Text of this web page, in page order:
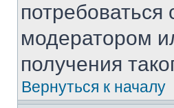
модератором
получения
Вернуться к началу